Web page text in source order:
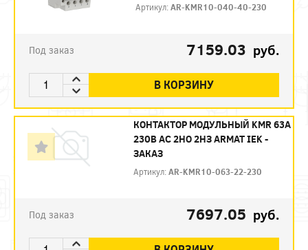
Артикул:AR-KMR10-040-40-230
Под заказ 7159.03 руб.
В КОРЗИНУ
КОНТАКТОР МОДУЛЬНЫЙ KMR 63А
230В AC 2НО 2НЗ ARMAT IEK -
ЗАКАЗ
Артикул:AR-KMR10-063-22-230
Под заказ 7697.05 руб.